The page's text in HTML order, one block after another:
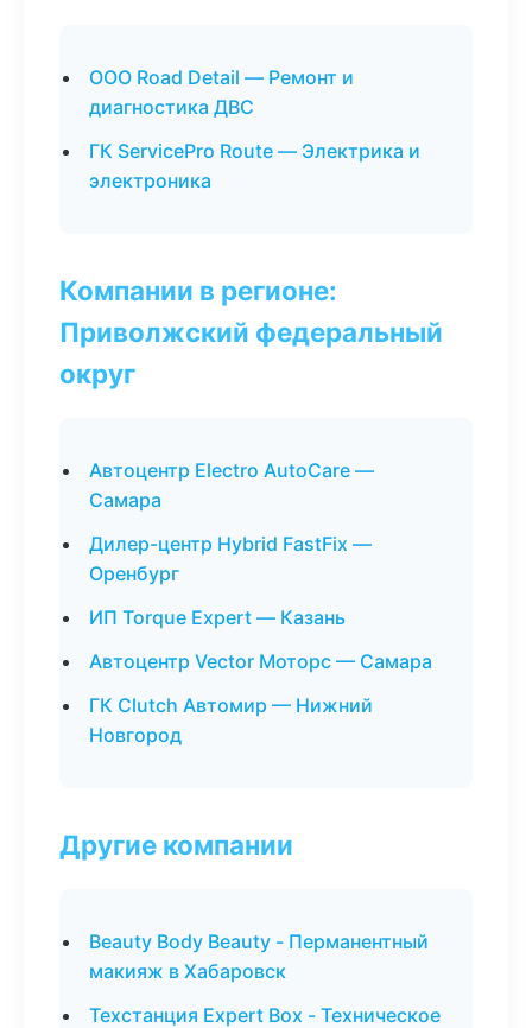
ООО Road Detail — Ремонт и
диагностика ДВС
ГК ServicePro Route — Электрика и
электроника
Компании в регионе:
Приволжский федеральный
округ
Автоцентр Electro AutoCare —
Самара
Дилер-центр Hybrid FastFix —
Оренбург
ИП Torque Expert — Казань
Автоцентр Vector Моторс — Самара
ГК Clutch Автомир — Нижний
Новгород
Другие компании
Beauty Body Beauty - Перманентный
макияж в Хабаровск
Техстанция Expert Box - Техническое